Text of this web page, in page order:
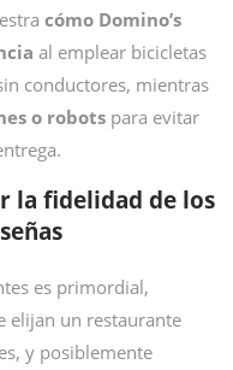
cómo Domino’s
al emplear bicicletas
conductores, mientras
o robots para evitar
la fidelidad de los
es primordial,
elijan un restaurante
y posiblemente